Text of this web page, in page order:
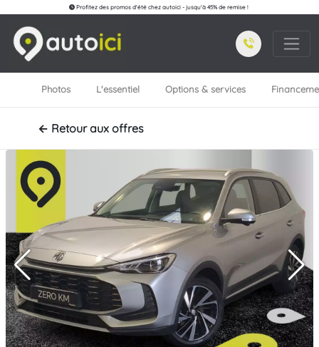
Profitez des promos d'été chez autoici - jusqu'à 45% de remise !
Photos L'essentiel Options & services
← Retour aux offres